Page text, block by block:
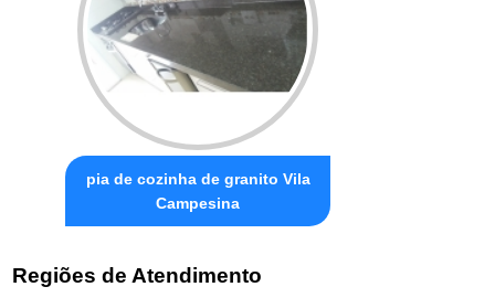
pia de cozinha de granito Vila
Campesina
Regiões de Atendimento